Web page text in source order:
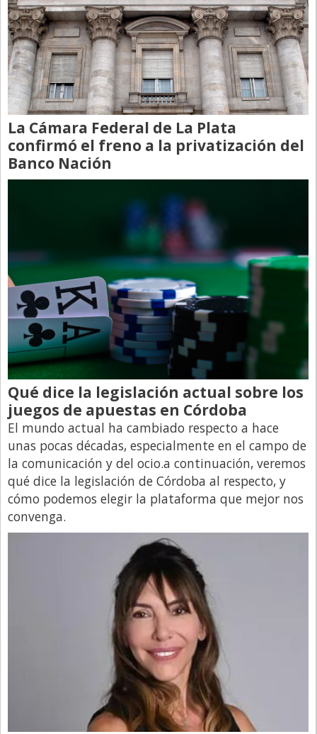
La Cámara Federal de La Plata
confirmó el freno a la privatización del
Banco Nación
Qué dice la legislación actual sobre los
juegos de apuestas en Córdoba
El mundo actual ha cambiado respecto a hace
unas pocas décadas, especialmente en el campo de
la comunicación y del ocio.a continuación, veremos
qué dice la legislación de Córdoba al respecto, y
cómo podemos elegir la plataforma que mejor nos
convenga.